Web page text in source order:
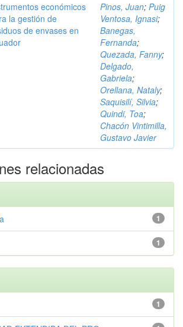
económicos
la gestión de
de envases en
Pinos, Juan; Puig
Ventosa, Ignasi;
Banegas,
Fernanda;
Quezada, Fanny;
Delgado,
Gabriela;
Orellana, Nataly;
Saquisilí, Silvia;
Quindi, Toa;
Chacón Vintimilla,
Gustavo Javier
relacionadas
1
1
1